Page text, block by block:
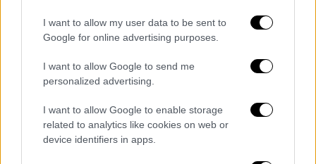
I want to allow my user data to be sent to
Google for online advertising purposes.
I want to allow Google to send me
personalized advertising.
I want to allow Google to enable storage
related to analytics like cookies on web or
device identifiers in apps.
υπερβαίνουν το ποσό των 120.000€, απάτη
από κοινού κατ’ εξακολούθηση και κατ’
επάγγελμα σε βάρος του Ελληνικού
Δημοσίου και Ν.Π.Δ.Δ. με συνολικό όφελος
και αντίστοιχη ζημία που υπερβαίνουν το
ποσό των 120.000 ευρώ, χωρίς δικαίωμα
επέμβαση σε σύστημα αρχειοθέτησης